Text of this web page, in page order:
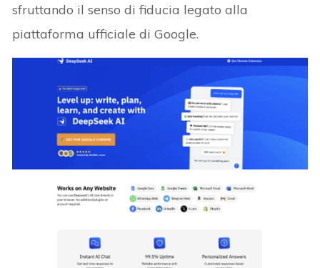
sfruttando il senso di fiducia legato alla
piattaforma ufficiale di Google.